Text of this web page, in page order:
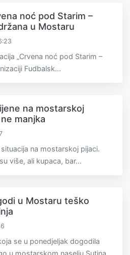
noć pod Starim –
u Mostaru
„Crvena noć pod Starim –
Fudbalsk...
na mostarskoj
manjka
na mostarskoj pijaci.
više, ali kupaca, bar...
u Mostaru teško
se u ponedjeljak dogodila
u mostarskom naselju Sutina